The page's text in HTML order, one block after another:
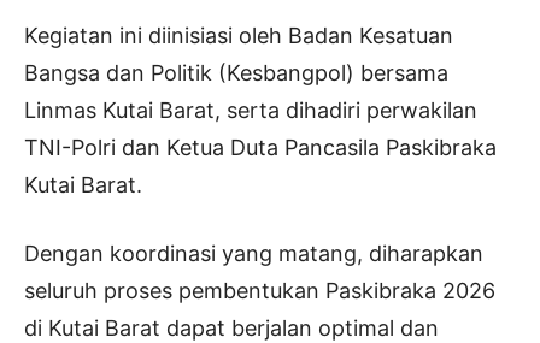
Kegiatan ini diinisiasi oleh Badan Kesatuan
Bangsa dan Politik (Kesbangpol) bersama
Linmas Kutai Barat, serta dihadiri perwakilan
TNI-Polri dan Ketua Duta Pancasila Paskibraka
Kutai Barat.
Dengan koordinasi yang matang, diharapkan
seluruh proses pembentukan Paskibraka 2026
di Kutai Barat dapat berjalan optimal dan